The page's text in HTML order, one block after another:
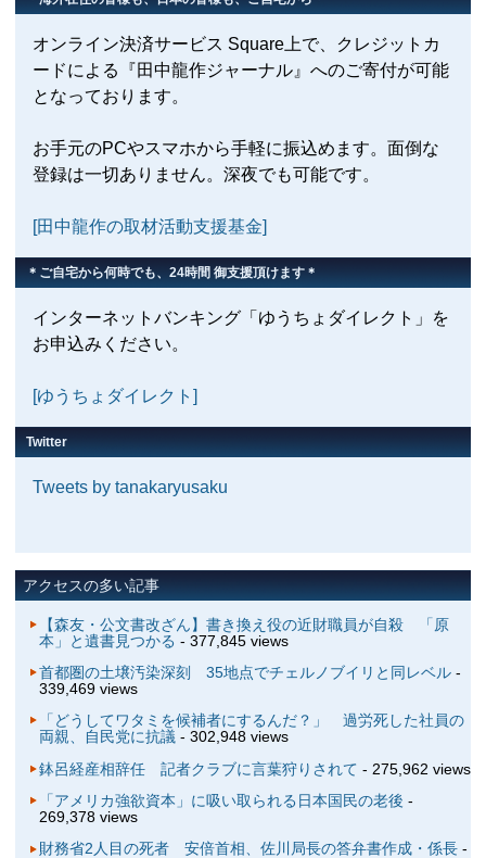
オンライン決済サービス Square上で、クレジットカ
ードによる『田中龍作ジャーナル』へのご寄付が可能
となっております。
お手元のPCやスマホから手軽に振込めます。面倒な
登録は一切ありません。深夜でも可能です。
[田中龍作の取材活動支援基金]
＊ご自宅から何時でも、24時間 御支援頂けます＊
インターネットバンキング「ゆうちょダイレクト」を
お申込みください。
[ゆうちょダイレクト]
Twitter
Tweets by tanakaryusaku
アクセスの多い記事
【森友・公文書改ざん】書き換え役の近財職員が自殺 「原
本」と遺書見つかる - 377,845 views
首都圏の土壌汚染深刻 35地点でチェルノブイリと同レベル-
339,469 views
「どうしてワタミを候補者にするんだ？」 過労死した社員の
両親、自民党に抗議- 302,948 views
鉢呂経産相辞任 記者クラブに言葉狩りされて - 275,962 views
「アメリカ強欲資本」に吸い取られる日本国民の老後 -
269,378 views
財務省2人目の死者 安倍首相、佐川局長の答弁書作成・係長-